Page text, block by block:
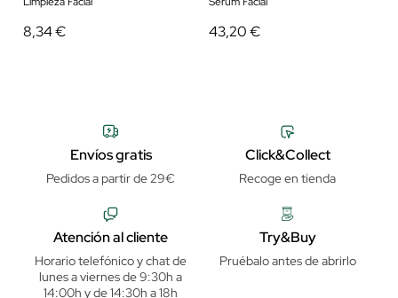
8,34 € 43,20 €
Envíos gratis
Pedidos a partir de 29€
Click&Collect
Recoge en tienda
Atención al cliente
Horario telefónico y chat de
lunes a viernes de 9:30h a
14:00h y de 14:30h a 18h
Try&Buy
Pruébalo antes de abrirlo